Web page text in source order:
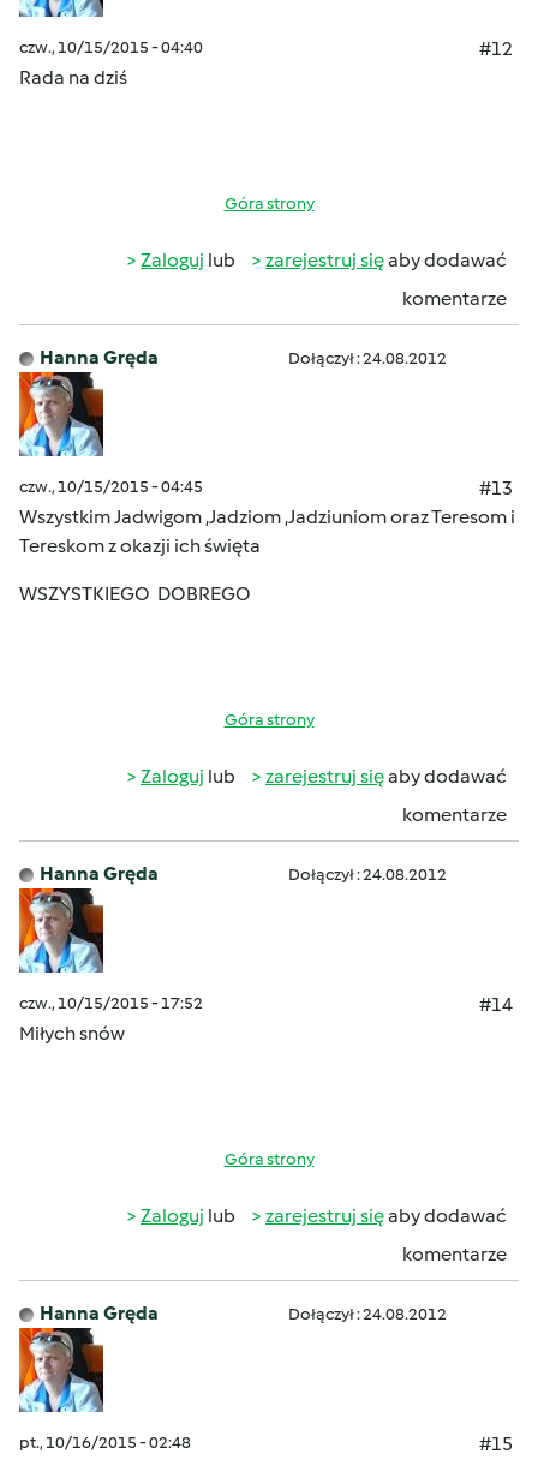
czw., 10/15/2015 - 04:40
#12
Rada na dziś
Góra strony
Zaloguj lub zarejestruj sięaby dodawać
komentarze
Hanna Gręda Dołączył : 24.08.2012
czw., 10/15/2015 - 04:45
#13
Wszystkim Jadwigom ,Jadziom ,Jadziuniom oraz Teresom i
Tereskom z okazji ich święta
WSZYSTKIEGO DOBREGO
Góra strony
Zaloguj lub zarejestruj sięaby dodawać
komentarze
Hanna Gręda Dołączył : 24.08.2012
czw., 10/15/2015 - 17:52
#14
Miłych snów
Góra strony
Zaloguj lub zarejestruj sięaby dodawać
komentarze
Hanna Gręda Dołączył : 24.08.2012
pt., 10/16/2015 - 02:48
#15